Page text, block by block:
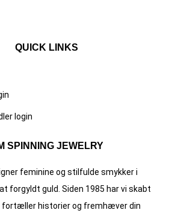
QUICK LINKS
login
SPINNING JEWELRY
feminine og stilfulde smykker i
forgyldt guld. Siden 1985 har vi skabt
fortæller historier og fremhæver din